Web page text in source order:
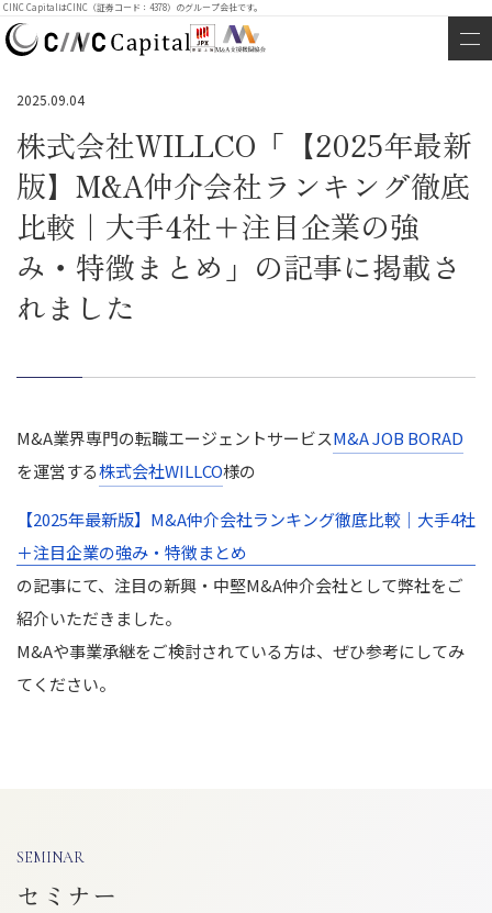
CINC CapitalはCINC（証券コード：4378）のグループ会社です。
2025.09.04
株式会社WILLCO「【2025年最新
版】M&A仲介会社ランキング徹底
比較｜大手4社＋注目企業の強
み・特徴まとめ」の記事に掲載さ
れました
M&A業界専門の転職エージェントサービスM&A JOB BORAD
を運営する株式会社WILLCO様の
【2025年最新版】M&A仲介会社ランキング徹底比較｜ 大手4社
＋注目企業の強み・特徴まとめ
の記事にて、注目の新興・ 中堅M&A仲介会社として弊社をご
紹介いただきました。
M&Aや事業承継をご検討されている方は、ぜひ参考にしてみ
てください。
SEMINAR
セミナー